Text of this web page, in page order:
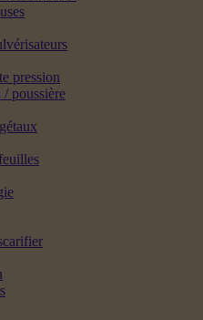
pression
/ poussière